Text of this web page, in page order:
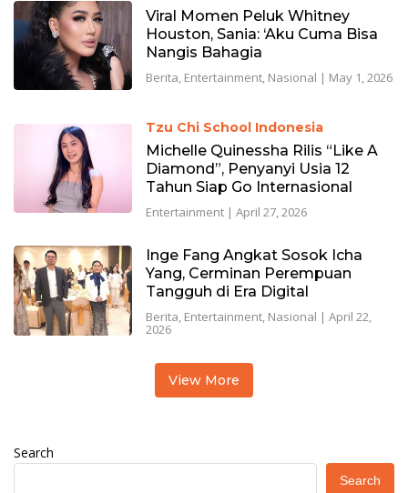
Viral Momen Peluk Whitney
Houston, Sania: ‘Aku Cuma Bisa
Nangis Bahagia
Berita, Entertainment, Nasional | May 1, 2026
Tzu Chi School Indonesia
Michelle Quinessha Rilis “Like A
Diamond”, Penyanyi Usia 12
Tahun Siap Go Internasional
Entertainment| April 27, 2026
Inge Fang Angkat Sosok Icha
Yang, Cerminan Perempuan
Tangguh di Era Digital
Berita, Entertainment, Nasional | April 22,
2026
View More
Search
Search